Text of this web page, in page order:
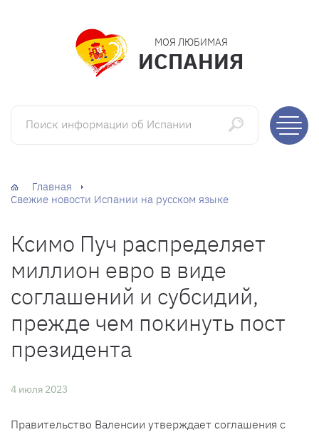
МОЯ ЛЮБИМАЯ
ИСПАНИЯ
Поиск информации об Испании
Главная
Свежие новости Испании на русском языке
Ксимо Пуч распределяет
миллион евро в виде
соглашений и субсидий,
прежде чем покинуть пост
президента
4 июля 2023
Правительство Валенсии утверждает соглашения с